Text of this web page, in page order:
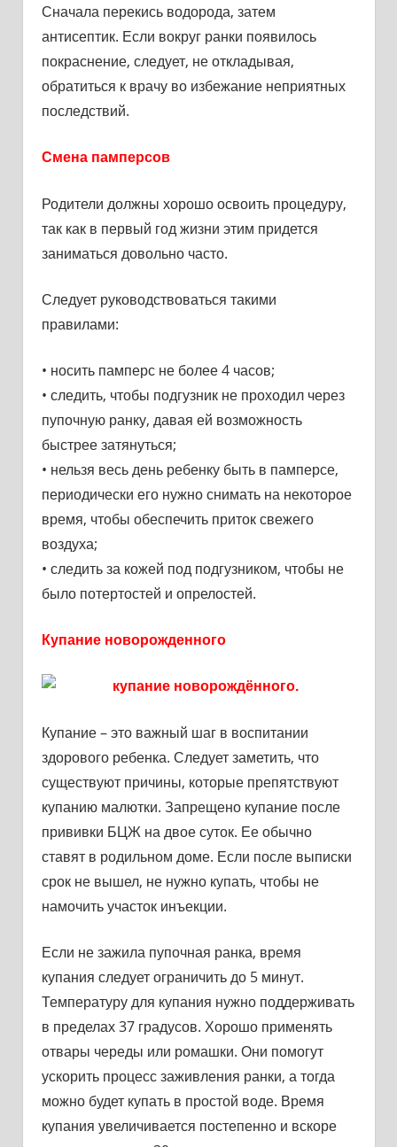
Сначала перекись водорода, затем
антисептик. Если вокруг ранки появилось
покраснение, следует, не откладывая,
обратиться к врачу во избежание неприятных
последствий.
Смена памперсов
Родители должны хорошо освоить процедуру,
так как в первый год жизни этим придется
заниматься довольно часто.
Следует руководствоваться такими
правилами:
• носить памперс не более 4 часов;
• следить, чтобы подгузник не проходил через
пупочную ранку, давая ей возможность
быстрее затянуться;
• нельзя весь день ребенку быть в памперсе,
периодически его нужно снимать на некоторое
время, чтобы обеспечить приток свежего
воздуха;
• следить за кожей под подгузником, чтобы не
было потертостей и опрелостей.
Купание новорожденного
Купание – это важный шаг в воспитании
здорового ребенка. Следует заметить, что
существуют причины, которые препятствуют
купанию малютки. Запрещено купание после
прививки БЦЖ на двое суток. Ее обычно
ставят в родильном доме. Если после выписки
срок не вышел, не нужно купать, чтобы не
намочить участок инъекции.
Если не зажила пупочная ранка, время
купания следует ограничить до 5 минут.
Температуру для купания нужно поддерживать
в пределах 37 градусов. Хорошо применять
отвары череды или ромашки. Они помогут
ускорить процесс заживления ранки, а тогда
можно будет купать в простой воде. Время
купания увеличивается постепенно и вскоре